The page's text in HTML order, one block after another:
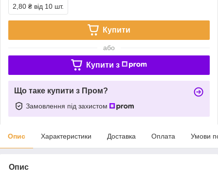
2,80 ₴ від 10 шт.
Купити
або
Купити з
Що таке купити з Пром?
Замовлення під захистом
Опис Характеристики Доставка Оплата Умови
Опис